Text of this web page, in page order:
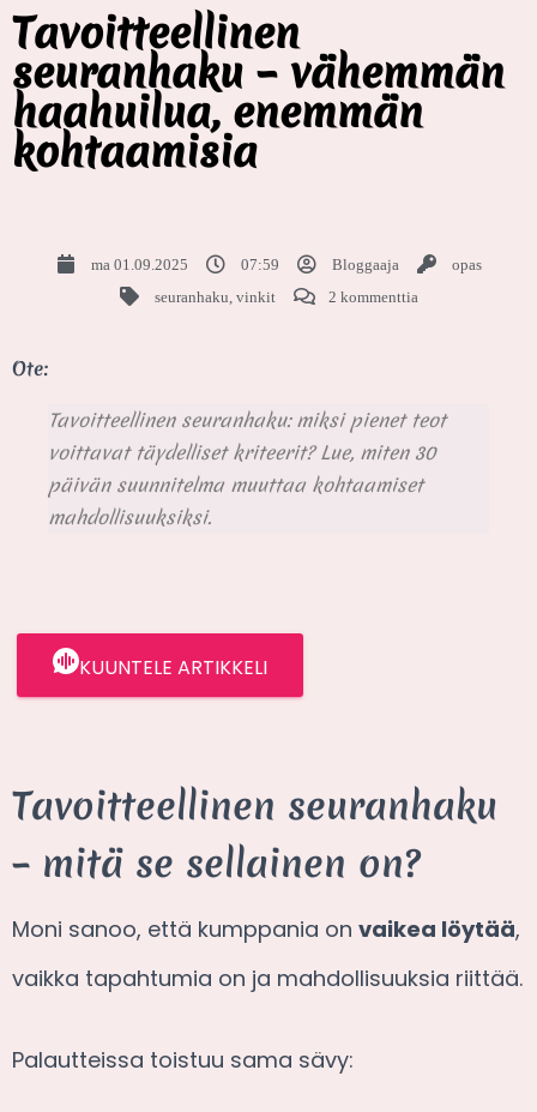
Tavoitteellinen
seuranhaku – vähemmän
haahuilua, enemmän
kohtaamisia
ma 01.09.2025 07:59 Bloggaaja
opas
seuranhaku vinkit 2 kommenttia
Ote:
Tavoitteellinen seuranhaku: miksi pienet teot
voittavat täydelliset kriteerit? Lue, miten 30
päivän suunnitelma muuttaa kohtaamiset
mahdollisuuksiksi.
KUUNTELE ARTIKKELI
Tavoitteellinen seuranhaku
– mitä se sellainen on?
Moni sanoo, että kumppania on vaikea löytää,
vaikka tapahtumia on ja mahdollisuuksia riittää.
Palautteissa toistuu sama sävy: